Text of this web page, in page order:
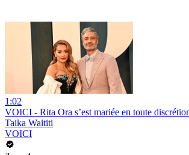
1:02
VOICI - Rita Ora s’est mariée en toute
Taika Waititi
VOICI